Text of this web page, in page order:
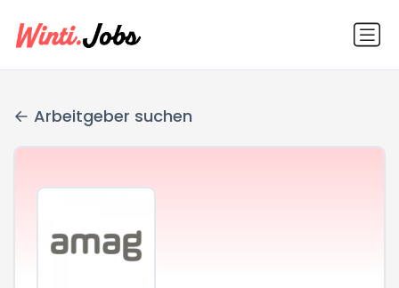
Arbeitgeber suchen